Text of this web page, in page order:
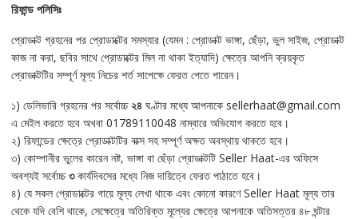
রিফান্ড পলিসিঃ
প্রোডাক্ট গ্রহনের পর প্রোডাক্টের সমস্যার (যেমন : প্রোডাক্ট ভাঙ্গা, ছেঁড়া, ভুল সাইজ, প্রোডাক্ট
কাজ না করা, ছবির সাথে প্রোডাক্টের মিল না থাকা ইত্যাদি) ক্ষেত্রে আপনি ক্রয়কৃত
প্রোডাক্টটির সম্পূর্ণ মূল্য নিচের শর্ত সাপেক্ষে ফেরত পেতে পারেন।
১) ডেলিভারি গ্রহনের পর সর্বোচ্চ২৪ ঘণ্টার মধ্যে আপনাকে sellerhaat@gmail.com
এ মেইল করতে হবে অখবা 01789110048 নাম্বারে অভিযোগ করতে হবে।
২) রিফান্ডের ক্ষেত্রে প্রোডাক্টটির বাক্স সহ সম্পূর্ণ অক্ষত অবস্থায় থাকতে হবে।
৩) কোম্পানীর ভুলের কারেন নষ্ট, ভাঙ্গা বা ছেঁড়া প্রোডাক্টটি Seller Haat-এর অফিসে
অবশ্যই সর্বোচ্চ৩কার্যদিবসের মধ্যে নিজ দায়িত্বে ফেরত পাঠাতে হবে।
৪) যে সকল প্রোডাক্টের গায়ে মূল্য লেখা থাকে এবং কোনো কারণে Seller Haat মূল্য তার
থেকে যদি বেশি থাকে, সেক্ষেত্রে অতিরিক্ত মূল্যের ক্ষেত্রে আপনাকে অতিসত্তর ৪৮ ঘন্টার